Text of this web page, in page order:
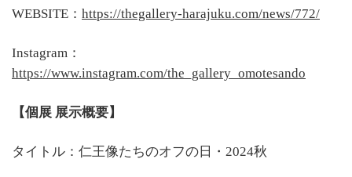
WEBSITE： https://thegallery-harajuku.com/news/772/
Instagram：
https://www.instagram.com/the_gallery_omotesando
【個展 展示概要】
タイトル：仁王像たちのオフの日・2024秋